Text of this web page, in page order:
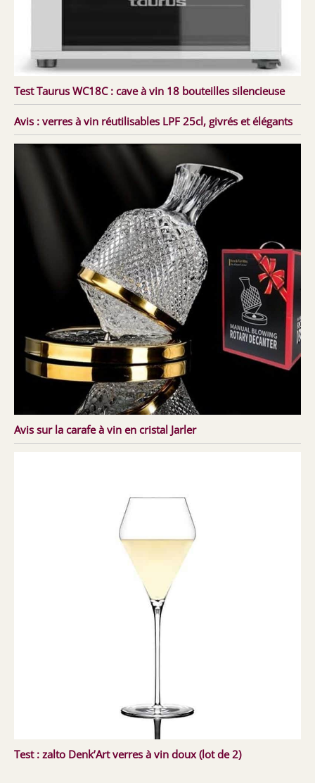
Test Taurus WC18C : cave à vin 18 bouteilles silencieuse
Avis : verres à vin réutilisables LPF 25cl, givrés et élégants
Avis sur la carafe à vin en cristal Jarler
Test : zalto Denk’Art verres à vin doux (lot de 2)